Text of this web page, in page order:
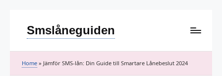
content
Smslåneguiden
för
Home » Jämför SMS-lån: Din Guide till Smartare Lånebeslut 2024